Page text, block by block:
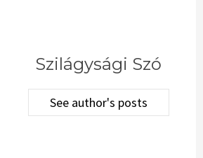
Szilágysági Szó
See author's posts